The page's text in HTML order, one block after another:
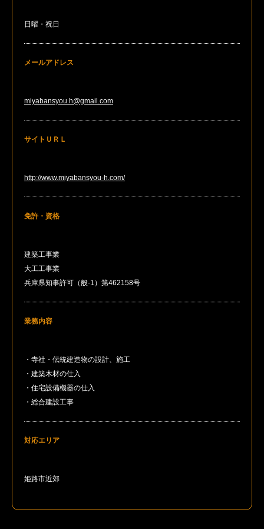
日曜・祝日
メールアドレス
miyabansyou.h@gmail.com
サイトＵＲＬ
http://www.miyabansyou-h.com/
免許・資格
建築工事業
大工工事業
兵庫県知事許可（般-1）第462158号
業務内容
・寺社・伝統建造物の設計、施工
・建築木材の仕入
・住宅設備機器の仕入
・総合建設工事
対応エリア
姫路市近郊